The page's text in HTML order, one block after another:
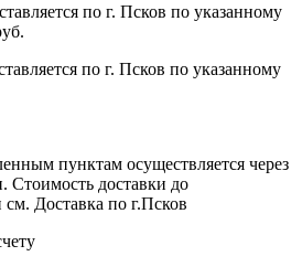
по г. Псков по указанному
по г. Псков по указанному
пунктам осуществляется через
Стоимость доставки до
Доставка по г.Псков